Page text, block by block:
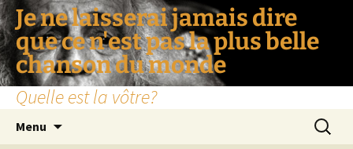
Je ne laisserai jamais dire
que ce n'est pas la plus belle
chanson du monde
Quelle est la vôtre?
Menu